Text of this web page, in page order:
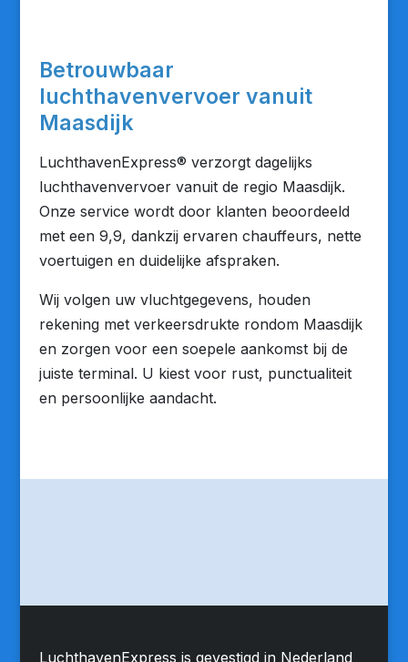
Betrouwbaar
luchthavenvervoer vanuit
Maasdijk
LuchthavenExpress® verzorgt dagelijks
luchthavenvervoer vanuit de regio Maasdijk.
Onze service wordt door klanten beoordeeld
met een 9,9, dankzij ervaren chauffeurs, nette
voertuigen en duidelijke afspraken.
Wij volgen uw vluchtgegevens, houden
rekening met verkeersdrukte rondom Maasdijk
en zorgen voor een soepele aankomst bij de
juiste terminal. U kiest voor rust, punctualiteit
en persoonlijke aandacht.
LuchthavenExpress is gevestigd in Nederland